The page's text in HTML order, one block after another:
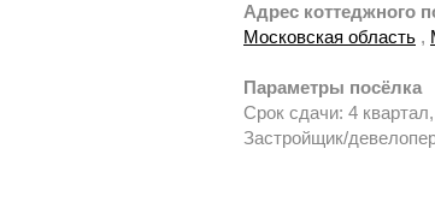
Адрес коттеджного
Московская область ,
Параметры посёлка
Срок сдачи: 4
Застройщик/